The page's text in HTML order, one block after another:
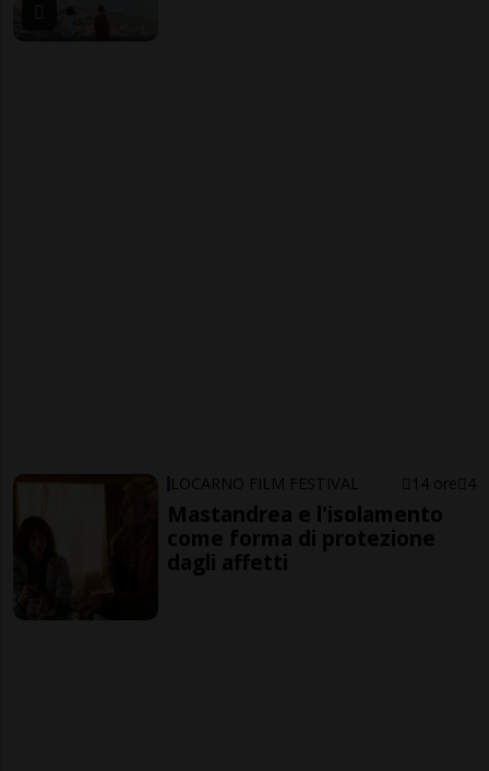
LOCARNO FILM FESTIVAL 14 ore 4
Mastandrea e l'isolamento
come forma di protezione
dagli affetti